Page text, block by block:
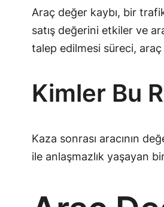
Araç değer kaybı, bir
satış değerini etkiler ve
talep edilmesi süreci,
Kimler Bu
Kaza sonrası aracının
ile anlaşmazlık yaşayan